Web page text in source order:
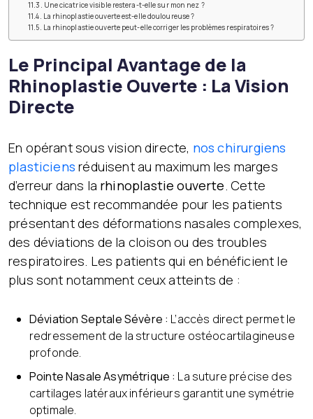
Une cicatrice visible restera-t-elle sur mon nez ?
La rhinoplastie ouverte est-elle douloureuse ?
La rhinoplastie ouverte peut-elle corriger les problèmes respiratoires ?
Le Principal Avantage de la
Rhinoplastie Ouverte : La Vision
Directe
En opérant sous vision directe, nos chirurgiens
plasticiens réduisent au maximum les marges
d’erreur dans la rhinoplastie ouverte. Cette
technique est recommandée pour les patients
présentant des déformations nasales complexes,
des déviations de la cloison ou des troubles
respiratoires. Les patients qui en bénéficient le
plus sont notamment ceux atteints de :
Déviation Septale Sévère : L’accès direct permet le
redressement de la structure ostéocartilagineuse
profonde.
Pointe Nasale Asymétrique : La suture précise des
cartilages latéraux inférieurs garantit une symétrie
optimale.